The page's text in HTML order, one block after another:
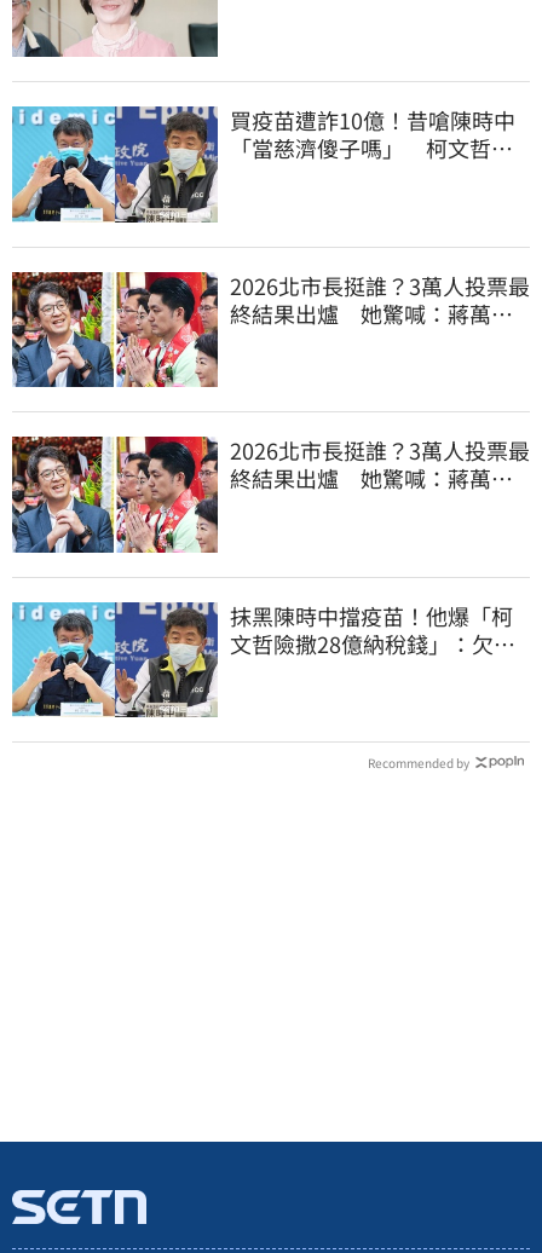
買疫苗遭詐10億！昔嗆陳時中
「當慈濟傻子嗎」 柯文哲遭
2026北市長挺誰？3萬人投票最
終結果出爐 她驚喊：蔣萬安
2026北市長挺誰？3萬人投票最
終結果出爐 她驚喊：蔣萬安
抹黑陳時中擋疫苗！他爆「柯
文哲險撒28億納稅錢」：欠台
Recommended by